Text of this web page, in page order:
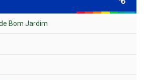
Bom Jardim